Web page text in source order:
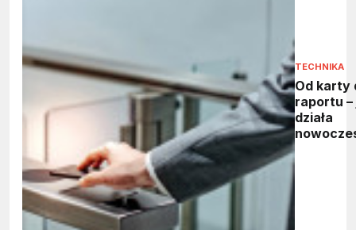
TECHNIKA
Od karty
raportu –
działa